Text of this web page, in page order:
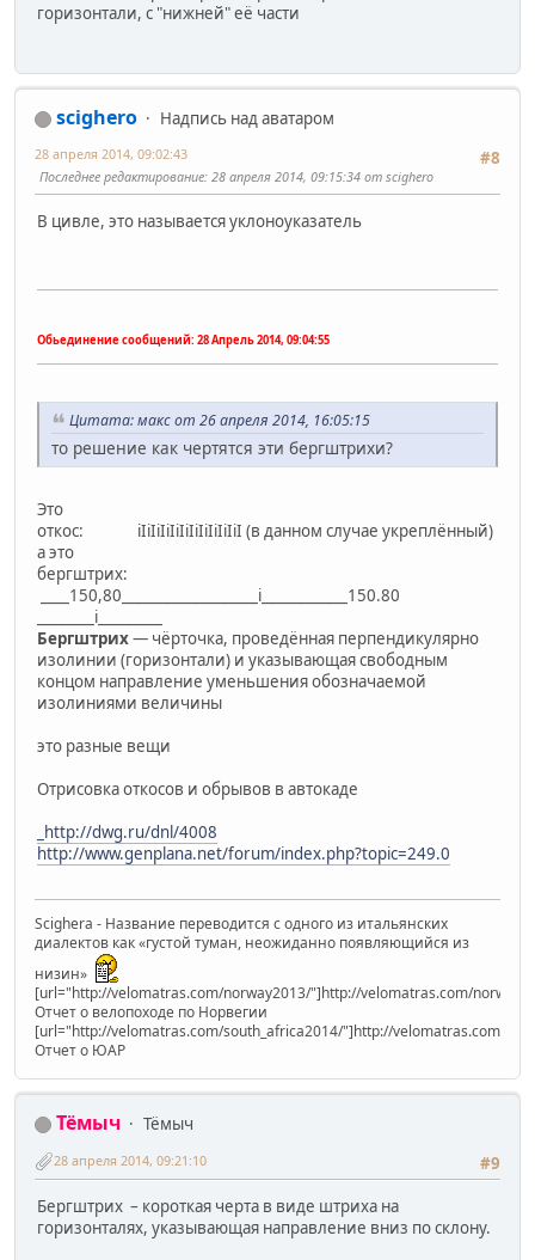
горизонтали, с "нижней" её части
scighero
Надпись над аватаром
#8
28 апреля 2014, 09:02:43
Последнее редактирование: 28 апреля 2014, 09:15:34 от scighero
В цивле, это называется уклоноуказатель
Обьединение сообщений: 28 Апрель 2014, 09:04:55
Цитата: макс от 26 апреля 2014, 16:05:15
то решение как чертятся эти бергштрихи?
Это
откос: iIiIiIiIiIiIiIiIiIiIiI (в данном случае укреплённый)
а это
бергштрих:
____150,80___________________i____________150.80
________i_________
Бергштрих— чёрточка, проведённая перпендикулярно
изолинии (горизонтали) и указывающая свободным
концом направление уменьшения обозначаемой
изолиниями величины
это разные вещи
Отрисовка откосов и обрывов в автокаде
_http://dwg.ru/dnl/4008
http://www.genplana.net/forum/index.php?topic=249.0
Scighera - Название переводится с одного из итальянских
диалектов как «густой туман, неожиданно появляющийся из
низин»
[url="http://velomatras.com/norway2013/"]http://velomatras.com/
Отчет о велопоходе по Норвегии
[url="http://velomatras.com/south_africa2014/"]http://velomatras.com/
Отчет о ЮАР
Тёмыч
Тёмыч
#9
28 апреля 2014, 09:21:10
Бергштрих – короткая черта в виде штриха на
горизонталях, указывающая направление вниз по склону.